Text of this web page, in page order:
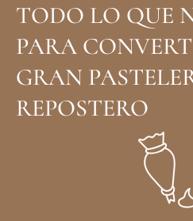
TODO LO QUE
PARA
GRAN
REPOSTERO